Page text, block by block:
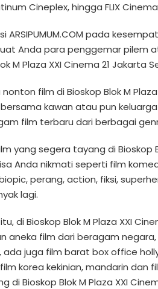
Cineplex, hingga FLIX
ARSIPUMUM.COM pada
Anda para penggemar pilem
M Plaza XXI Cinema 21 Jakarta
film di Bioskop Blok M
kawan atau pun
film terbaru dari berbagai
yang segera tayang di Bioskop
Anda nikmati seperti film
perang, action, fiksi,
lagi.
di Bioskop Blok M Plaza XXI
aneka film dari beragam
ada juga film barat box office
korea kekinian, mandarin dan
di Bioskop Blok M Plaza XXI